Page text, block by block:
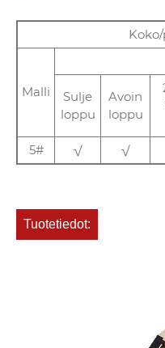
Malli
Sulje
loppu
Avoin
loppu
5# √ √
Tuotetiedot: